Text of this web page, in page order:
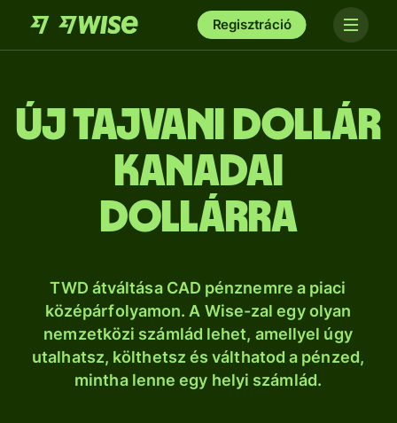
Regisztráció
új tajvani dollár
kanadai
dollárra
TWD átváltása CAD pénznemre a piaci
középárfolyamon. A Wise-zal egy olyan
nemzetközi számlád lehet, amellyel úgy
utalhatsz, költhetsz és válthatod a pénzed,
mintha lenne egy helyi számlád.